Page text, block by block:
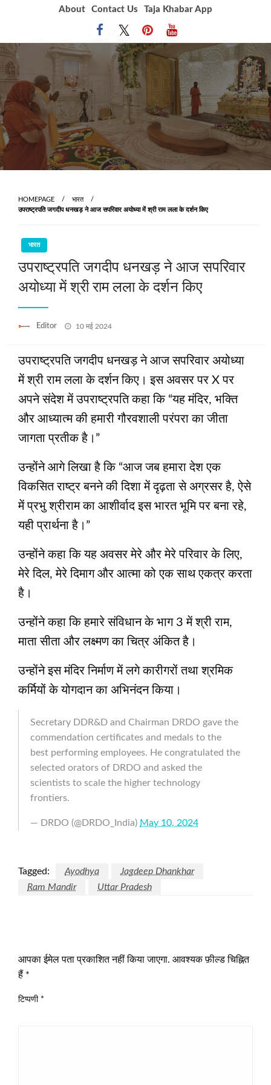
About Contact Us Taja Khabar App
HOMEPAGE
भारत
उपराष्ट्रपति जगदीप धनखड़ ने आज सपरिवार अयोध्या में श्री राम लला के दर्शन किए
भारत
उपराष्ट्रपति जगदीप धनखड़ ने आज सपरिवार
अयोध्या में श्री राम लला के दर्शन किए
Editor
Posted
10 मई 2024
उपराष्ट्रपति जगदीप धनखड़ ने आज सपरिवार अयोध्या
में श्री राम लला के दर्शन किए। इस अवसर पर X पर
अपने संदेश में उपराष्ट्रपति कहा कि “यह मंदिर, भक्ति
और आध्यात्म की हमारी गौरवशाली परंपरा का जीता
जागता प्रतीक है।”
उन्होंने आगे लिखा है कि “आज जब हमारा देश एक
विकसित राष्ट्र बनने की दिशा में दृढ़ता से अग्रसर है, ऐसे
में प्रभु श्रीराम का आशीर्वाद इस भारत भूमि पर बना रहे,
यही प्रार्थना है।”
उन्होंने कहा कि यह अवसर मेरे और मेरे परिवार के लिए,
मेरे दिल, मेरे दिमाग और आत्मा को एक साथ एकत्र करता
है।
उन्होंने कहा कि हमारे संविधान के भाग 3 में श्री राम,
माता सीता और लक्ष्मण का चित्र अंकित है।
उन्होंने इस मंदिर निर्माण में लगे कारीगरों तथा श्रमिक
कर्मियों के योगदान का अभिनंदन किया।
Secretary DDR&D and Chairman DRDO gave the
commendation certificates and medals to the
best performing employees. He congratulated the
selected orators of DRDO and asked the
scientists to scale the higher technology
frontiers.
— DRDO (@DRDO_India) May 10, 2024
Tagged: Ayodhya
Jagdeep Dhankhar
Ram Mandir
Uttar Pradesh
आपका ईमेल पता प्रकाशित नहीं किया जाएगा. आवश्यक फ़ील्ड चिह्नित
हैं *
टिप्पणी *